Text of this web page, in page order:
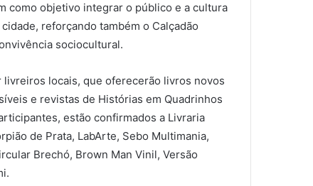
como objetivo integrar o público e a cultura
reforçando também o Calçadão
sociocultural.
locais, que oferecerão livros novos
e revistas de Histórias em Quadrinhos
estão confirmados a Livraria
de Prata, LabArte, Sebo Multimania,
Brechó, Brown Man Vinil, Versão